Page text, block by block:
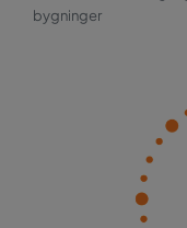
bygninger